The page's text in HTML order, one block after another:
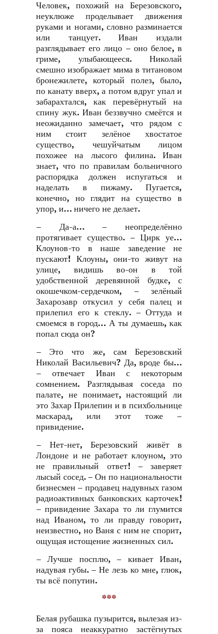
Человек, похожий на Березовского,
неуклюже проделывает движения
руками и ногами, словно разминается
или танцует. Иван издали
разглядывает его лицо – оно белое, в
гриме, улыбающееся. Николай
смешно изображает мима в титановом
бронежилете, который полез, было,
по канату вверх, а потом вдруг упал и
забарахтался, как перевёрнутый на
спину жук. Иван беззвучно смеётся и
неожиданно замечает, что рядом с
ним стоит зелёное хвостатое
существо, чешуйчатым лицом
похожее на лысого филина. Иван
знает, что по правилам больничного
распорядка должен испугаться и
наделать в пижаму. Пугается,
конечно, но глядит на существо в
упор, и… ничего не делает.
– Да-а… – неопределённо
протягивает существо. – Цирк уе…
Клоунов-то в наше заведение не
пускают! Клоуны, они-то живут на
улице, видишь во-он в той
удобственной деревянной будке, с
окошечком-сердечком, – зелёный
Захарозавр откусил у себя палец и
прилепил его к стеклу. – Оттуда и
смоемся в город… А ты думаешь, как
попал сюда он?
– Это что же, сам Березовский
Николай Васильевич? Да, вроде бы…
– отвечает Иван с некоторым
сомнением. Разглядывая соседа по
палате, не понимает, настоящий ли
это Захар Прилепин и в психбольнице
маскарад, или этот тоже –
привидение.
– Нет-нет, Березовский живёт в
Лондоне и не работает клоуном, это
не правильный ответ! – заверяет
лысый сосед. – Он по национальности
бизнесмен – продавец надувных газом
радиоактивных банковских карточек!
– привидение Захара то ли глумится
над Иваном, то ли правду говорит,
неизвестно, но Ваня с ним не спорит,
ощущая истощение жизненных сил.
– Лучше посплю, – кивает Иван,
надувая губы. – Не лезь ко мне, глюк,
ты всё попутин.
***
Белая рубашка пузырится, вылезая из-
за пояса неаккуратно застёгнутых